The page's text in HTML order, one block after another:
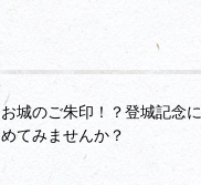
お城のご朱印！？登城記念
めてみませんか？